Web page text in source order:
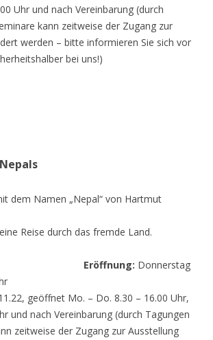
Uhr und nach Vereinbarung (durch
kann zeitweise der Zugang zur
werden – bitte informieren Sie sich vor
bei uns!)
dem Namen „Nepal“ von Hartmut
Reise durch das fremde Land.
Eröffnung: Donnerstag
geöffnet Mo. – Do. 8.30 – 16.00 Uhr,
und nach Vereinbarung (durch Tagungen
zeitweise der Zugang zur Ausstellung